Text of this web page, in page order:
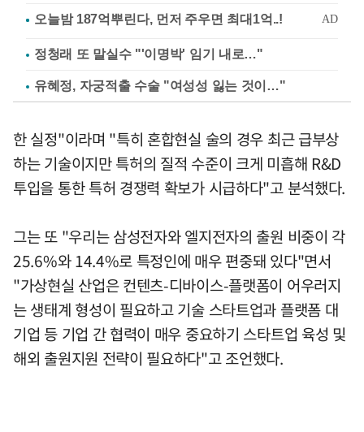
정청래 또 말실수 "'이명박' 임기 내로…"
유혜정, 자궁적출 수술 "여성성 잃는 것이…"
한 실정"이라며 "특히 혼합현실 술의 경우 최근 급부상
하는 기술이지만 특허의 질적 수준이 크게 미흡해 R&D
투입을 통한 특허 경쟁력 확보가 시급하다"고 분석했다.
그는 또 "우리는 삼성전자와 엘지전자의 출원 비중이 각
25.6%와 14.4%로 특정인에 매우 편중돼 있다"면서
"가상현실 산업은 컨텐츠-디바이스-플랫폼이 어우러지
는 생태계 형성이 필요하고 기술 스타트업과 플랫폼 대
기업 등 기업 간 협력이 매우 중요하기 스타트업 육성 및
해외 출원지원 전략이 필요하다"고 조언했다.